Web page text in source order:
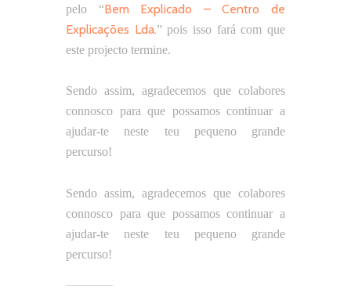
pelo “Bem Explicado – Centro de
Explicações Lda.” pois isso fará com que
este projecto termine.
Sendo assim, agradecemos que colabores
connosco para que possamos continuar a
ajudar-te neste teu pequeno grande
percurso!
Sendo assim, agradecemos que colabores
connosco para que possamos continuar a
ajudar-te neste teu pequeno grande
percurso!